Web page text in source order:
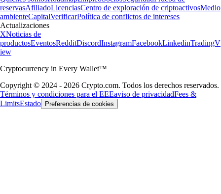
reservasAfiliadoLicenciasCentro de exploración de criptoactivosMedio
ambienteCapitalVerificarPolítica de conflictos de intereses
Actualizaciones
XNoticias de
productosEventosRedditDiscordInstagramFacebookLinkedinTradingV
iew
Cryptocurrency in Every Wallet™
Copyright © 2024 - 2026 Crypto.com. Todos los derechos reservados.
Términos y condiciones para el EEEaviso de privacidadFees &
LimitsEstado Preferencias de cookies